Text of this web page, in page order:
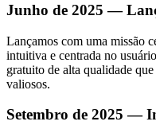
Junho de 2025 —
Lançamos com uma missão
intuitiva e centrada no
gratuito de alta qualidade
valiosos.
Setembro de 2025 —